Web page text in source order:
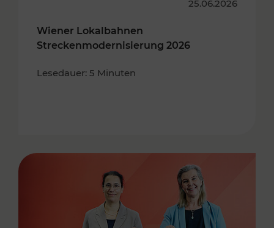
25.06.2026
Wiener Lokalbahnen
Streckenmodernisierung 2026
Lesedauer: 5 Minuten